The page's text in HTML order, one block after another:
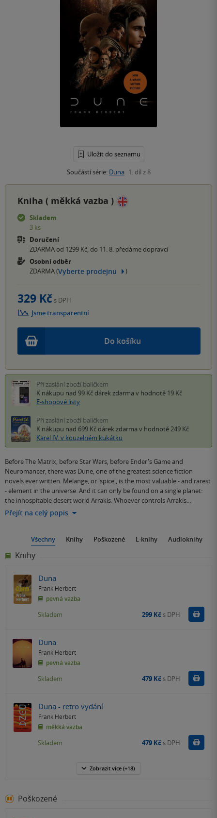
Uložit do seznamu
Součástí série: Duna 1. díl z 8
Kniha ( měkká vazba )
Skladem
3 ks
Doručení
ZDARMA od 1299 Kč, do 11. 8. předáme dopravci
Osobní odběr
ZDARMA (Vyberte prodejnu )
Do košíku
329 Kč s DPH
Jsme transparentní
Při zaslání zboží balíčkem
K nákupu nad 99 Kč dárek zdarma v hodnotě 19 Kč
E-shopové listy
Při zaslání zboží balíčkem
K nákupu nad 699 Kč dárek zdarma v hodnotě 249 Kč
Karel IV. v kouzelném kukátku
Before The Matrix, before Star Wars, before Ender's Game and
Neuromancer, there was Dune, one of the greatest science fiction
novels ever written. Melange, or 'spice', is the most valuable - and rarest
- element in the universe. And it can only be found on a single planet:
the inhospitable desert world Arrakis. Whoever controls Arrakis…
Přejít na celý popis
Všechny Knihy Poškozené E-knihy Audioknihy
Knihy
Duna
Frank Herbert
pevná vazba
Skladem 299 Kč s DPH
Duna
Frank Herbert
pevná vazba
Skladem 479 Kč s DPH
Duna - retro vydání
Frank Herbert
měkká vazba
Skladem 479 Kč s DPH
Zobrazit více(+18)
Poškozené